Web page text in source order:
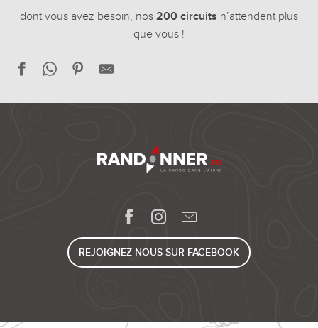
dont vous avez besoin, nos 200 circuits n’attendent plus
que vous !
Le chemin de la brique et du torchis
Sur les pas d’Alexandre Dumas
Au bord de l'Ourcq
L'arbre du Chaufour
La Voie Verte de l'Ailette
REJOIGNEZ-NOUS SUR FACEBOOK